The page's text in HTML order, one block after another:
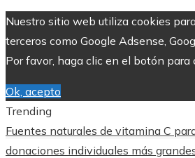
Nuestro sitio web utiliza cookies
terceros como Google Adsense,
Por favor, haga clic en el botón
Ok, acepto
Trending
Fuentes naturales de vitamina C
donaciones individuales más